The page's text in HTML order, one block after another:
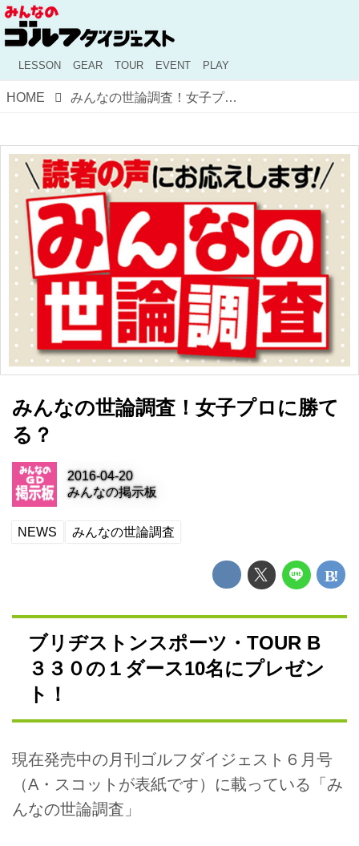
LESSON GEAR TOUR EVENT PLAY
HOME みんなの世論調査！女子プロに勝てる？
みんなの世論調査！女子プロに勝て
る？
2016-04-20
みんなの掲示板
NEWS みんなの世論調査
ブリヂストンスポーツ・TOUR B
３３０の１ダース10名にプレゼン
ト！
現在発売中の月刊ゴルフダイジェスト６月号
（A・スコットが表紙です）に載っている「み
んなの世論調査」